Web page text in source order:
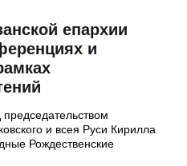
епархии
и
и всея Руси Кирилла
Рождественские